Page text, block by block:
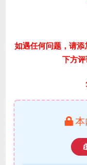
如遇任何问题，请
下方